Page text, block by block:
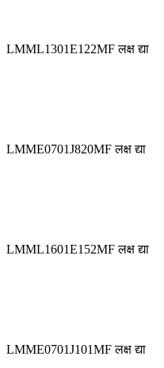
LMML1301E122MF लक्ष द्या
LMME0701J820MF लक्ष द्या
LMML1601E152MF लक्ष द्या
LMME0701J101MF लक्ष द्या